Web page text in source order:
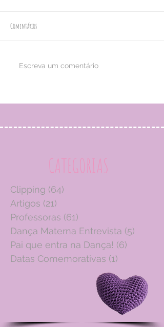
Comentários
Escreva um comentário
CATEGORIAS
Clipping (64)
Artigos (21)
Professoras (61)
Dança Materna Entrevista (5)
Pai que entra na Dança! (6)
Datas Comemorativas (1)